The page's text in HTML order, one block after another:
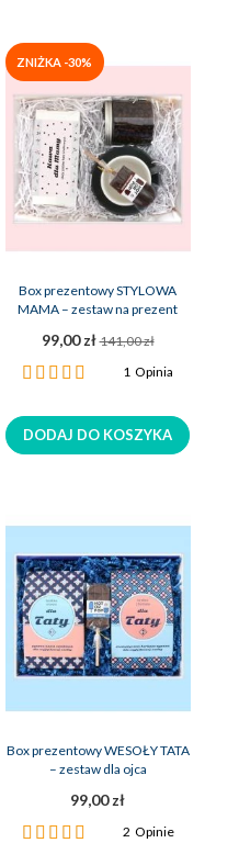
ZNIŻKA -30%
Box prezentowy STYLOWA
MAMA – zestaw na prezent
99,00 zł 141,00 zł
Ocena:
1Opinia
DODAJ DO KOSZYKA
Box prezentowy WESOŁY TATA
– zestaw dla ojca
99,00 zł
Ocena:
2 Opinie